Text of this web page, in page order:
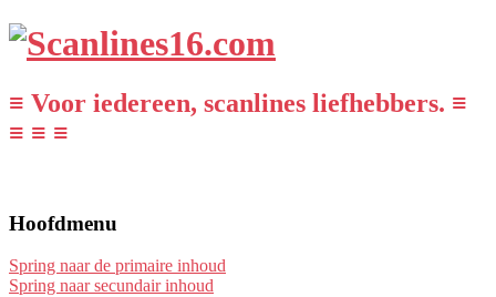
≡ Voor iedereen, scanlines liefhebbers. ≡
≡ ≡ ≡
Hoofdmenu
Spring naar de primaire inhoud
Spring naar secundair inhoud